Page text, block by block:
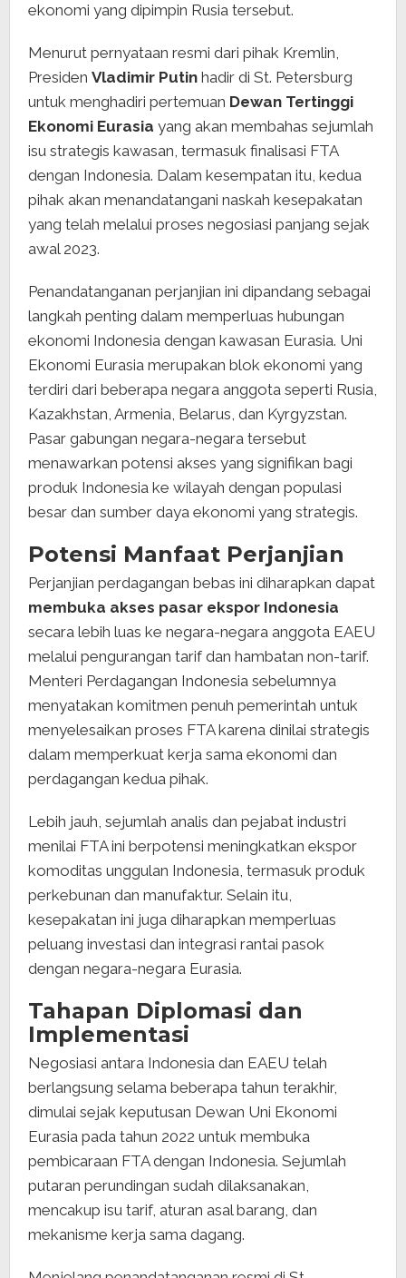
ekonomi yang dipimpin Rusia tersebut.
Menurut pernyataan resmi dari pihak Kremlin,
Presiden Vladimir Putin hadir di St. Petersburg
untuk menghadiri pertemuan Dewan Tertinggi
Ekonomi Eurasia yang akan membahas sejumlah
isu strategis kawasan, termasuk finalisasi FTA
dengan Indonesia. Dalam kesempatan itu, kedua
pihak akan menandatangani naskah kesepakatan
yang telah melalui proses negosiasi panjang sejak
awal 2023.
Penandatanganan perjanjian ini dipandang sebagai
langkah penting dalam memperluas hubungan
ekonomi Indonesia dengan kawasan Eurasia. Uni
Ekonomi Eurasia merupakan blok ekonomi yang
terdiri dari beberapa negara anggota seperti Rusia,
Kazakhstan, Armenia, Belarus, dan Kyrgyzstan.
Pasar gabungan negara-negara tersebut
menawarkan potensi akses yang signifikan bagi
produk Indonesia ke wilayah dengan populasi
besar dan sumber daya ekonomi yang strategis.
Potensi Manfaat Perjanjian
Perjanjian perdagangan bebas ini diharapkan dapat
membuka akses pasar ekspor Indonesia
secara lebih luas ke negara-negara anggota EAEU
melalui pengurangan tarif dan hambatan non-tarif.
Menteri Perdagangan Indonesia sebelumnya
menyatakan komitmen penuh pemerintah untuk
menyelesaikan proses FTA karena dinilai strategis
dalam memperkuat kerja sama ekonomi dan
perdagangan kedua pihak.
Lebih jauh, sejumlah analis dan pejabat industri
menilai FTA ini berpotensi meningkatkan ekspor
komoditas unggulan Indonesia, termasuk produk
perkebunan dan manufaktur. Selain itu,
kesepakatan ini juga diharapkan memperluas
peluang investasi dan integrasi rantai pasok
dengan negara-negara Eurasia.
Tahapan Diplomasi dan
Implementasi
Negosiasi antara Indonesia dan EAEU telah
berlangsung selama beberapa tahun terakhir,
dimulai sejak keputusan Dewan Uni Ekonomi
Eurasia pada tahun 2022 untuk membuka
pembicaraan FTA dengan Indonesia. Sejumlah
putaran perundingan sudah dilaksanakan,
mencakup isu tarif, aturan asal barang, dan
mekanisme kerja sama dagang.